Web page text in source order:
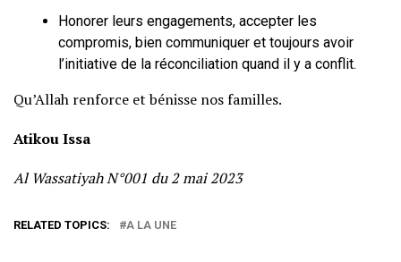
Honorer leurs engagements, accepter les
compromis, bien communiquer et toujours avoir
l’initiative de la réconciliation quand il y a conflit.
Qu’Allah renforce et bénisse nos familles.
Atikou Issa
Al Wassatiyah N°001 du 2 mai 2023
RELATED TOPICS: A LA UNE